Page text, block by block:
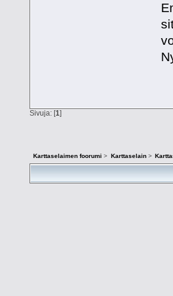
Sivuja: [1]
Karttaselaimen foorumi > Karttaselain>